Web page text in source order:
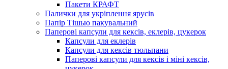
Пакети КРАФТ
Палички для укріплення ярусів
Папір Тішью пакувальний
Паперові капсули для кексів, еклерів, цукерок
Капсули для еклерів
Капсули для кексів тюльпани
Паперові капсули для кексів і міні кексів,